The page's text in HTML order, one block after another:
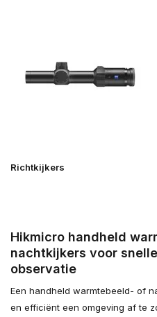
Richtkijkers
Hikmicro handheld
nachtkijkers voor
observatie
Een handheld warmtebeeld- of
en efficiënt een omgeving af te